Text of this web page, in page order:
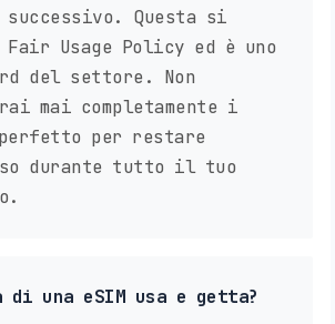
successivo. Questa si
Fair Usage Policy ed è uno
del settore. Non
mai completamente i
per restare
durante tutto il tuo
una eSIM usa e getta?